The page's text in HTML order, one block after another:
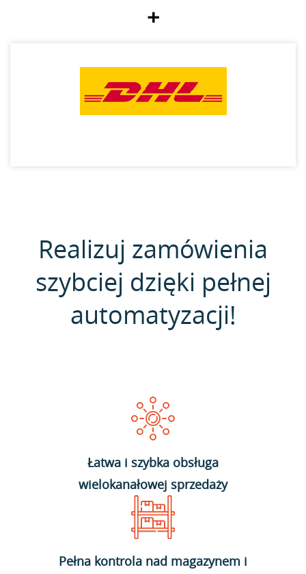
+
Realizuj zamówienia
szybciej dzięki pełnej
automatyzacji!
Łatwa i szybka obsługa
wielokanałowej sprzedaży
Pełna kontrola nad magazynem i